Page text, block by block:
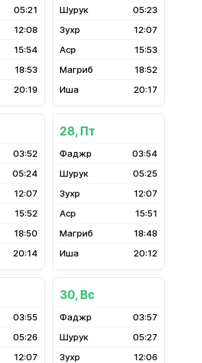
05:21
12:08
15:54
18:53
20:19
05:23
12:07
15:53
18:52
20:17
03:52
05:24
12:07
15:52
18:50
20:14
28, Пт
03:54
05:25
12:07
15:51
18:48
20:12
03:55
05:26
12:07
30, Вс
03:57
05:27
12:06